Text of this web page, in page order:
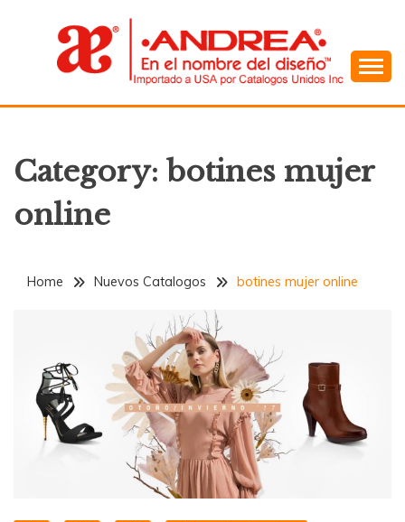
ANDREA
Category: botines mujer
online
Home Nuevos Catalogos botines mujer online